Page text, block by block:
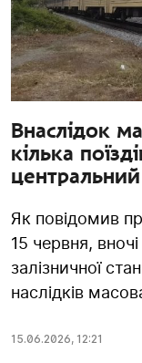
Внаслідок
кілька
Як повідомив
15 червня,
залізничної
наслідків
15.06.2026, 12:21